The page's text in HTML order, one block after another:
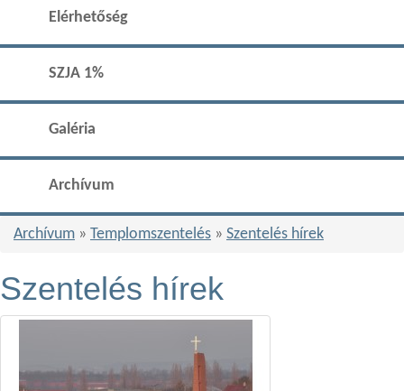
Elérhetőség
SZJA 1%
Galéria
Archívum
Archívum » Templomszentelés » Szentelés hírek
Szentelés hírek